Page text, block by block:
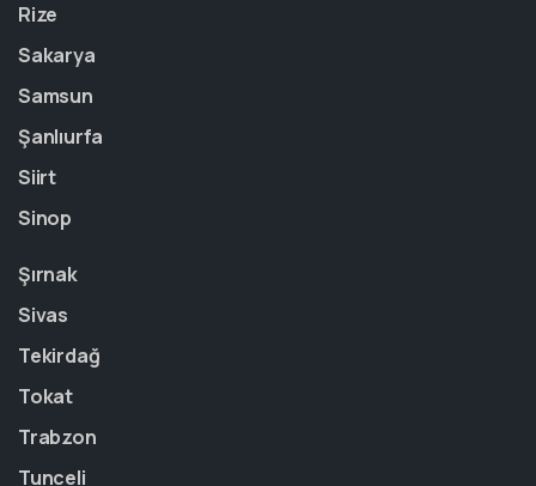
Rize
Sakarya
Samsun
Şanlıurfa
Siirt
Sinop
Şırnak
Sivas
Tekirdağ
Tokat
Trabzon
Tunceli